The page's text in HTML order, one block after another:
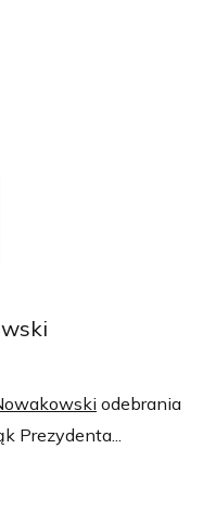
odebrania
Prezydenta...